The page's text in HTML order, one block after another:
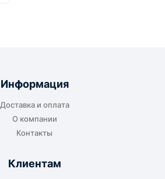
Информация
Доставка и оплата
О компании
Контакты
Клиентам